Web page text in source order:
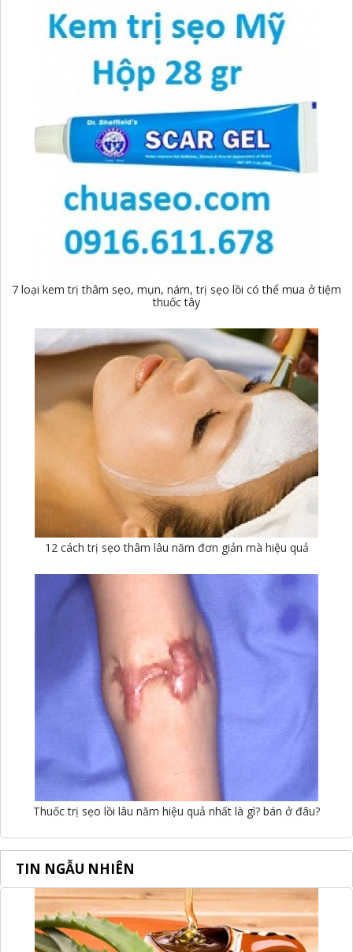
7 loại kem trị thâm sẹo, mụn, nám, trị sẹo lồi có thể mua ở tiệm
thuốc tây
12 cách trị sẹo thâm lâu năm đơn giản mà hiệu quả
Thuốc trị sẹo lồi lâu năm hiệu quả nhất là gì? bán ở đâu?
TIN NGẪU NHIÊN